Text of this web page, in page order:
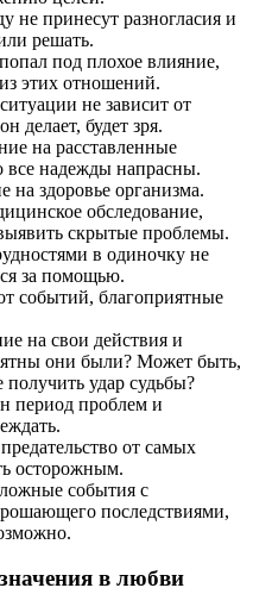
принесут разногласия и
решать.
под плохое влияние,
этих отношений.
не зависит от
делает, будет зря.
на расставленные
все надежды напрасны.
на здоровье организма.
обследование,
скрытые проблемы.
в одиночку не
за помощью.
событий, благоприятные
на свои действия и
они были? Может быть,
удар судьбы?
период проблем и
от самых
осторожным.
события с
последствиями,
в любви